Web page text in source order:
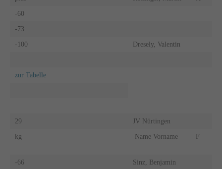
-60
-73
-100 Dresely, Valentin
zur Tabelle
29 JV Nürtingen
kg Name Vorname F
-66 Sinz, Benjamin